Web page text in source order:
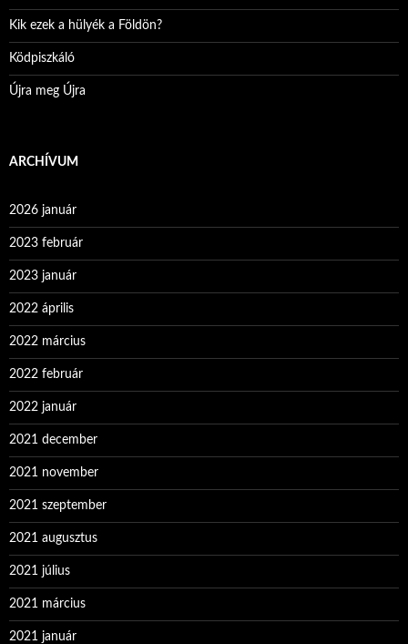
Kik ezek a hülyék a Földön?
Ködpiszkáló
Újra meg Újra
ARCHÍVUM
2026 január
2023 február
2023 január
2022 április
2022 március
2022 február
2022 január
2021 december
2021 november
2021 szeptember
2021 augusztus
2021 július
2021 március
2021 január